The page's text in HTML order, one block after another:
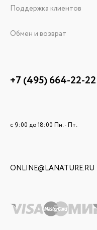
Поддержка клиентов
Обмен и возврат
+7 (495) 664-22-22
c 9:00 до 18:00 Пн. - Пт.
ONLINE@LANATURE.RU